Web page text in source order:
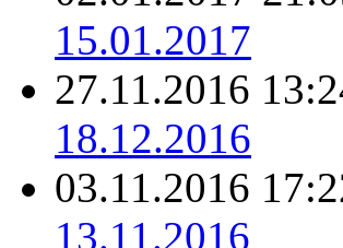
15.01.2017
27.11.2016
18.12.2016
03.11.2016
13.11.2016